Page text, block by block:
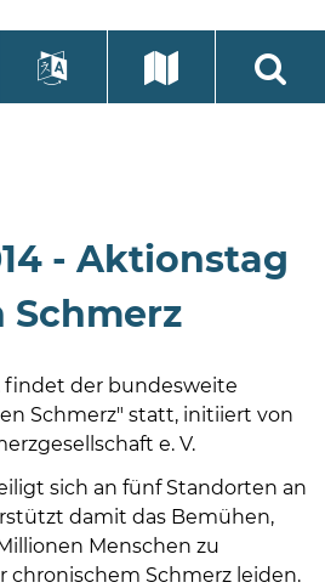
- Aktionstag
Schmerz
findet der bundesweite
Schmerz" statt, initiiert von
e. V.
sich an fünf Standorten an
damit das Bemühen,
Menschen zu
chronischem Schmerz leiden.